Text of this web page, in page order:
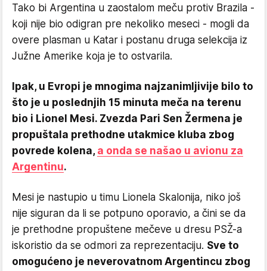
Tako bi Argentina u zaostalom meču protiv Brazila -
koji nije bio odigran pre nekoliko meseci - mogli da
overe plasman u Katar i postanu druga selekcija iz
Južne Amerike koja je to ostvarila.
Ipak, u Evropi je mnogima najzanimljivije bilo to
što je u poslednjih 15 minuta meča na terenu
bio i Lionel Mesi. Zvezda Pari Sen Žermena je
propuštala prethodne utakmice kluba zbog
povrede kolena, a onda se našao u avionu za
Argentinu.
Mesi je nastupio u timu Lionela Skalonija, niko još
nije siguran da li se potpuno oporavio, a čini se da
je prethodne propuštene mečeve u dresu PSŽ-a
iskoristio da se odmori za reprezentaciju. Sve to
omogućeno je neverovatnom Argentincu zbog